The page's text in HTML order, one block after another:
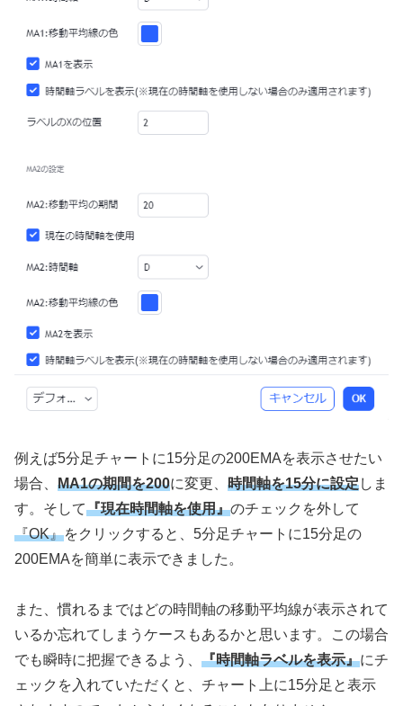
例えば5分足チャートに15分足の200EMAを表示させたい
場合、 MA1の期間を200に変更、 時間軸を15分に設定しま
す。そして『現在時間軸を使用』のチェックを外して
『OK』をクリックすると、 5分足チャートに15分足の
200EMAを簡単に表示できました。
また、慣れるまではどの時間軸の移動平均線が表示されて
いるか忘れてしまうケースもあるかと思います。この場合
でも瞬時に把握できるよう、 『時間軸ラベルを表示』にチ
ェックを入れていただくと、チャート上に15分足と表示